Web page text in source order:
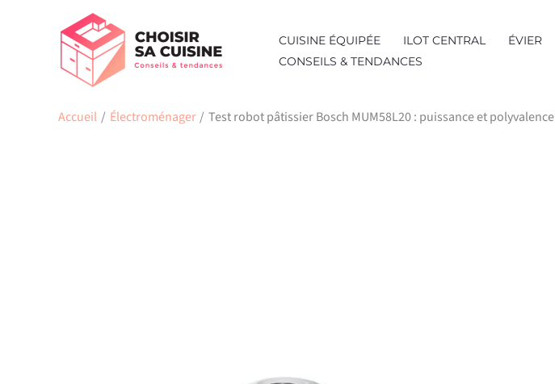
CUISINE ÉQUIPÉE ILOT CENTRAL ÉVIER
CONSEILS & TENDANCES
Accueil Électroménager Test robot pâtissier Bosch MUM58L20 : puissance et polyvalence